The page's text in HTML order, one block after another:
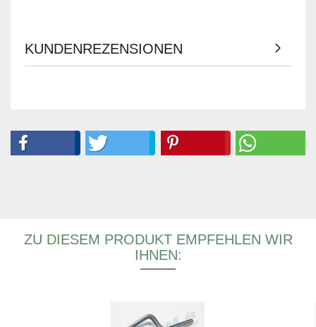
KUNDENREZENSIONEN
ZU DIESEM PRODUKT EMPFEHLEN WIR
IHNEN: